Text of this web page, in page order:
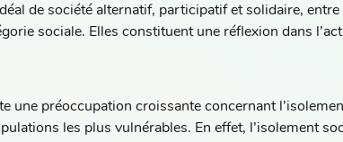
de société alternatif, participatif et solidaire,
sociale. Elles constituent une réflexion dans
une préoccupation croissante concernant
les plus vulnérables. En effet, l’isolement